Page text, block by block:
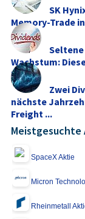
SK
Memory‑Trade
Wachstum:
Fokus
Zwei
nächste
Freight ...
Meistgesuchte
SpaceX Aktie
Micron
Rheinmetall